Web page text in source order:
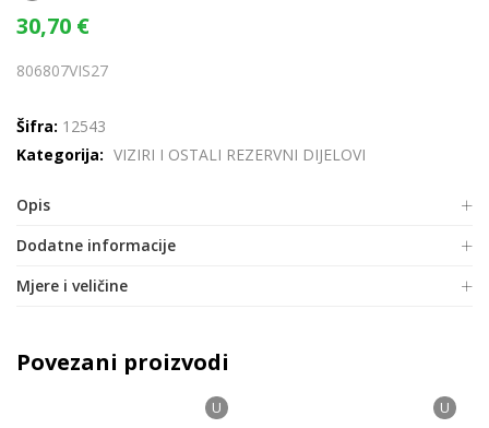
30,70 €
806807VIS27
Šifra: 12543
Kategorija: VIZIRI I OSTALI REZERVNI DIJELOVI
Opis
Dodatne informacije
Mjere i veličine
Povezani proizvodi
U U